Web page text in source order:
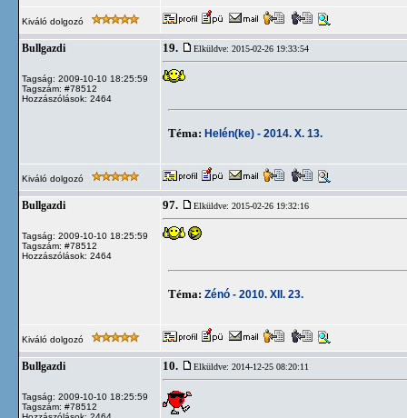
Kiváló dolgozó
Bullgazdi
Tagság: 2009-10-10 18:25:59
Tagszám: #78512
Hozzászólások: 2464
19. Elküldve: 2015-02-26 19:33:54
Téma: Helén(ke) - 2014. X. 13.
Kiváló dolgozó
Bullgazdi
Tagság: 2009-10-10 18:25:59
Tagszám: #78512
Hozzászólások: 2464
97. Elküldve: 2015-02-26 19:32:16
Téma: Zénó - 2010. XII. 23.
Kiváló dolgozó
Bullgazdi
Tagság: 2009-10-10 18:25:59
Tagszám: #78512
10. Elküldve: 2014-12-25 08:20:11